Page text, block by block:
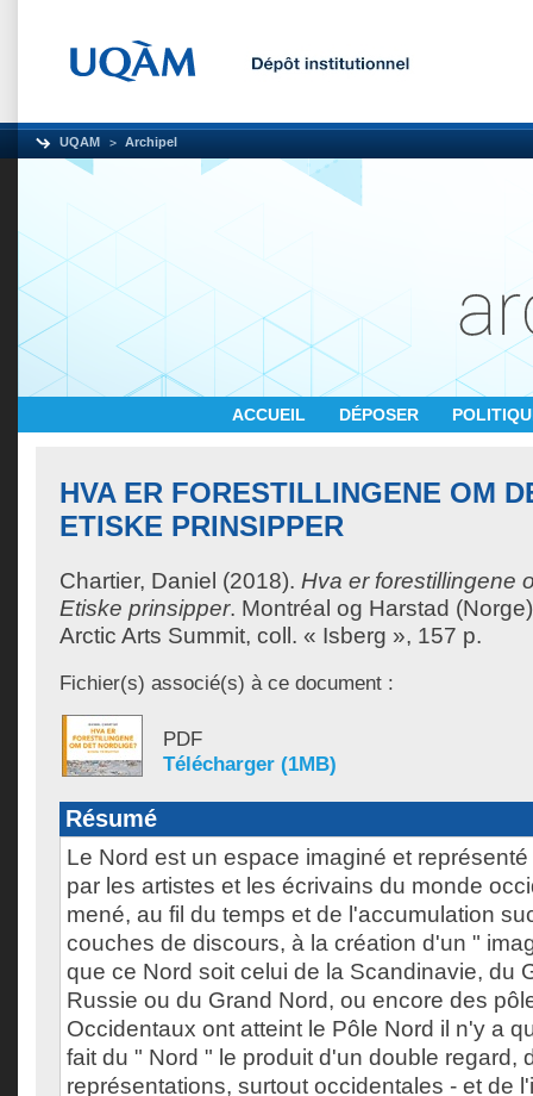
UQAM Archipel
ACCUEIL DÉPOSER
HVA ER FORESTILLINGENE OM
ETISKE PRINSIPPER
Chartier, Daniel (2018). Hva er forestillingene
Etiske prinsipper. Montréal og Harstad
Arctic Arts Summit, coll. « Isberg », 157 p.
Fichier(s) associé(s) à ce document :
PDF
Télécharger (1MB)
Résumé
Le Nord est un espace imaginé et
par les artistes et les écrivains du monde
mené, au fil du temps et de l'accumulation
couches de discours, à la création d'un "
que ce Nord soit celui de la Scandinavie, du
Russie ou du Grand Nord, ou encore des
Occidentaux ont atteint le Pôle Nord il n'y a
fait du " Nord " le produit d'un double regard,
représentations, surtout occidentales - et de